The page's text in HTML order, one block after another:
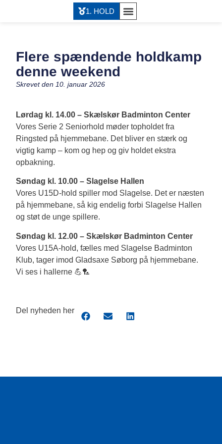
1. HOLD
Flere spændende holdkamp
denne weekend
Skrevet den 10. januar 2026
Lørdag kl. 14.00 – Skælskør Badminton Center
Vores Serie 2 Seniorhold møder topholdet fra
Ringsted på hjemmebane. Det bliver en stærk og
vigtig kamp – kom og hep og giv holdet ekstra
opbakning.
Søndag kl. 10.00 – Slagelse Hallen
Vores U15D-hold spiller mod Slagelse. Det er næsten
på hjemmebane, så kig endelig forbi Slagelse Hallen
og støt de unge spillere.
Søndag kl. 12.00 – Skælskør Badminton Center
Vores U15A-hold, fælles med Slagelse Badminton
Klub, tager imod Gladsaxe Søborg på hjemmebane.
Vi ses i hallerne 💪🏸
Del nyheden her